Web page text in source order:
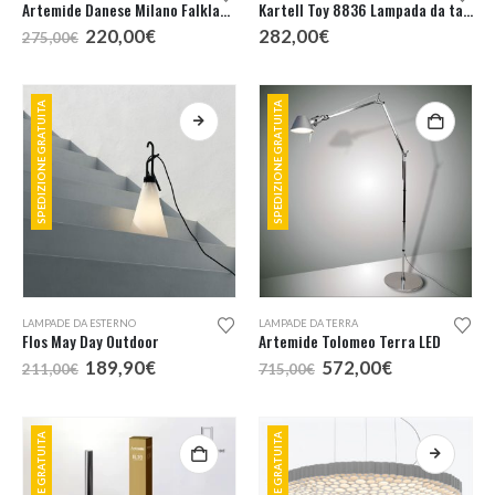
Artemide Danese Milano Falkland 53 Lampada Sospensione
275,00€ Il
prezzo
era:
220,00€Il
è:
220,00€.
Kartell Toy 8836 Lampada da tavolo
282,00€
SPEDIZIONE GRATUITA
prodotto
Le
opzioni
possono
LAMPADE DA ESTERNO
Flos May Day Outdoor
211,00€ Il
prezzo
211,00€.
189,90€Il
189,90€.
SPEDIZIONE GRATUITA
LAMPADE DA TERRA
Artemide Tolomeo Terra LED
715,00€ Il
prezzo
era:
572,00€Il
è:
572,00€.